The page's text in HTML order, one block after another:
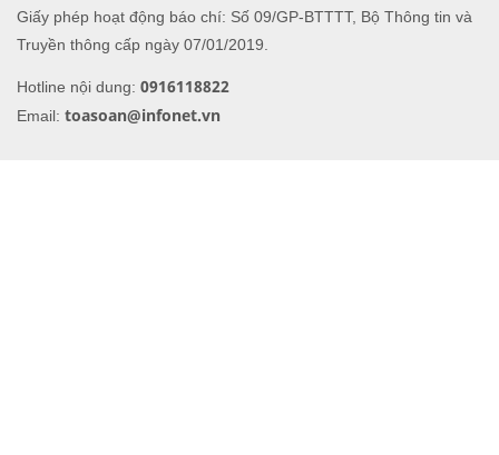
Giấy phép hoạt động báo chí: Số 09/GP-BTTTT, Bộ Thông tin và
Truyền thông cấp ngày 07/01/2019.
Hotline nội dung: 0916118822
Email: toasoan@infonet.vn